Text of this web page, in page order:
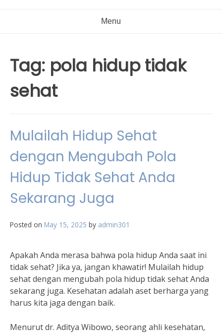
Menu
Tag: pola hidup tidak
sehat
Mulailah Hidup Sehat
dengan Mengubah Pola
Hidup Tidak Sehat Anda
Sekarang Juga
Posted on May 15, 2025 by admin301
Apakah Anda merasa bahwa pola hidup Anda saat ini
tidak sehat? Jika ya, jangan khawatir! Mulailah hidup
sehat dengan mengubah pola hidup tidak sehat Anda
sekarang juga. Kesehatan adalah aset berharga yang
harus kita jaga dengan baik.
Menurut dr. Aditya Wibowo, seorang ahli kesehatan,